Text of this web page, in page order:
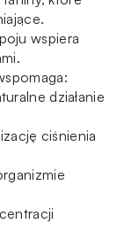
wspiera
działanie
ciśnienia